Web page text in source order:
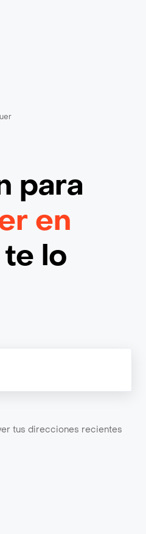
para
en
lo
tus direcciones recientes